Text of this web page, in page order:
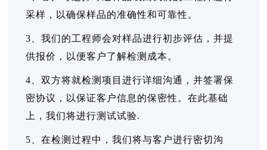
采样，以确保样品的准确性和可靠性。
3、我们的工程师会对样品进行初步评估，并提
供报价，以便客户了解检测成本。
4、双方将就检测项目进行详细沟通，并签署保
密协议，以保证客户信息的保密性。在此基础
上，我们将进行测试试验.
5、在检测过程中，我们将与客户进行密切沟